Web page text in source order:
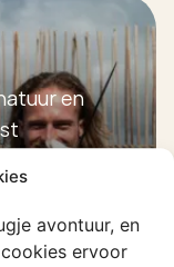
avontuur, en
ervoor
en